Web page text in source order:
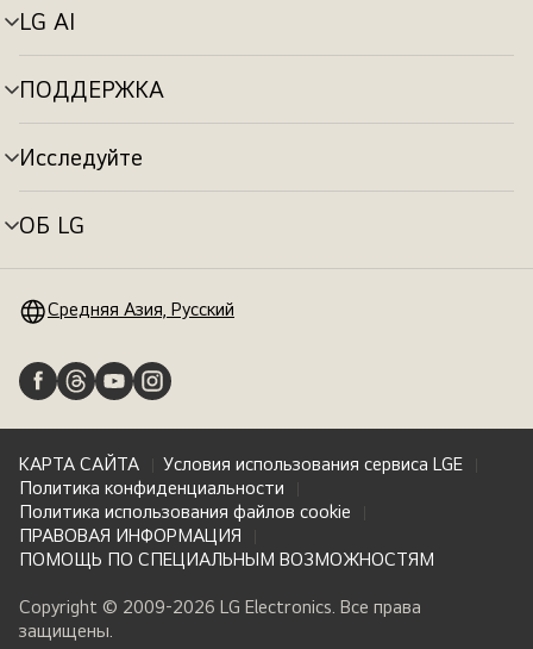
LG AI
Переключатель
меню
ПОДДЕРЖКА
Переключатель
меню
Исследуйте
Переключатель
меню
ОБ LG
Переключатель
Средняя Азия, Русский
КАРТА САЙТА
Условия использования сервиса LGE
Политика конфиденциальности
Политика использования файлов cookie
ПРАВОВАЯ ИНФОРМАЦИЯ
ПОМОЩЬ ПО СПЕЦИАЛЬНЫМ ВОЗМОЖНОСТЯМ
Copyright © 2009-2026 LG Electronics. Все права
защищены.